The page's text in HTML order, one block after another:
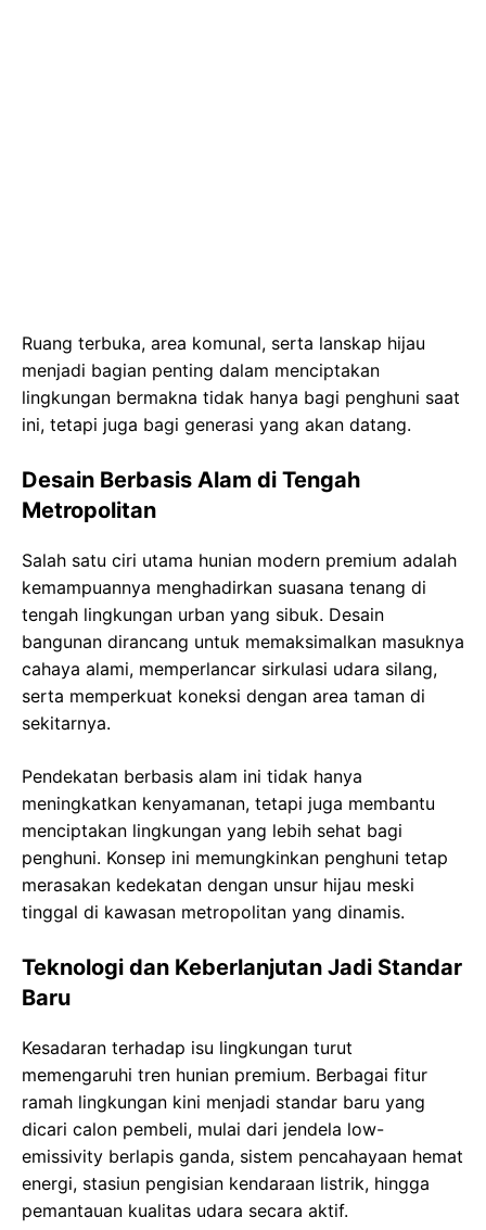
Ruang terbuka, area komunal, serta lanskap hijau
menjadi bagian penting dalam menciptakan
lingkungan bermakna tidak hanya bagi penghuni saat
ini, tetapi juga bagi generasi yang akan datang.
Desain Berbasis Alam di Tengah
Metropolitan
Salah satu ciri utama hunian modern premium adalah
kemampuannya menghadirkan suasana tenang di
tengah lingkungan urban yang sibuk. Desain
bangunan dirancang untuk memaksimalkan masuknya
cahaya alami, memperlancar sirkulasi udara silang,
serta memperkuat koneksi dengan area taman di
sekitarnya.
Pendekatan berbasis alam ini tidak hanya
meningkatkan kenyamanan, tetapi juga membantu
menciptakan lingkungan yang lebih sehat bagi
penghuni. Konsep ini memungkinkan penghuni tetap
merasakan kedekatan dengan unsur hijau meski
tinggal di kawasan metropolitan yang dinamis.
Teknologi dan Keberlanjutan Jadi Standar
Baru
Kesadaran terhadap isu lingkungan turut
memengaruhi tren hunian premium. Berbagai fitur
ramah lingkungan kini menjadi standar baru yang
dicari calon pembeli, mulai dari jendela low-
emissivity berlapis ganda, sistem pencahayaan hemat
energi, stasiun pengisian kendaraan listrik, hingga
pemantauan kualitas udara secara aktif.